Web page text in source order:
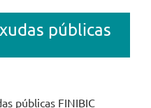
públicas
públicas FINIBIC